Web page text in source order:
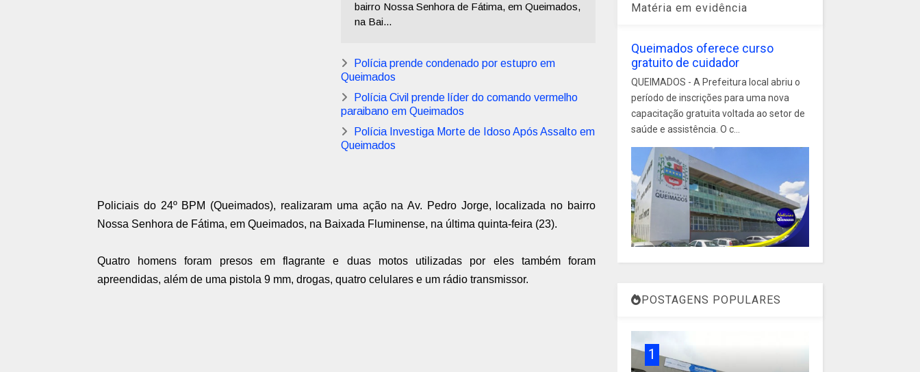
bairro Nossa Senhora de Fátima, em Queimados,
na Bai...
Polícia prende condenado por estupro em
Queimados
Polícia Civil prende líder do comando vermelho
paraibano em Queimados
Polícia Investiga Morte de Idoso Após Assalto em
Queimados
Policiais do 24º BPM (Queimados), realizaram uma ação na Av. Pedro Jorge, localizada no bairro
Nossa Senhora de Fátima, em Queimados, na Baixada Fluminense, na última quinta-feira (23).
Quatro homens foram presos em flagrante e duas motos utilizadas por eles também foram
apreendidas, além de uma pistola 9 mm, drogas, quatro celulares e um rádio transmissor.
Matéria em evidência
Queimados oferece curso
gratuito de cuidador
QUEIMADOS - A Prefeitura local abriu o
período de inscrições para uma nova
capacitação gratuita voltada ao setor de
saúde e assistência. O c...
POSTAGENS POPULARES
1